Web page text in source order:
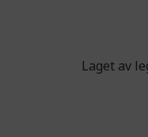
Laget av